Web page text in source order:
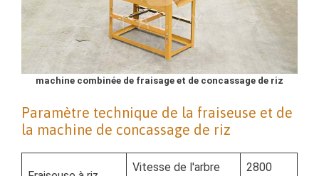
machine combinée de fraisage et de concassage de riz
Paramètre technique de la fraiseuse et de
la machine de concassage de riz
Vitesse de l'arbre
2800